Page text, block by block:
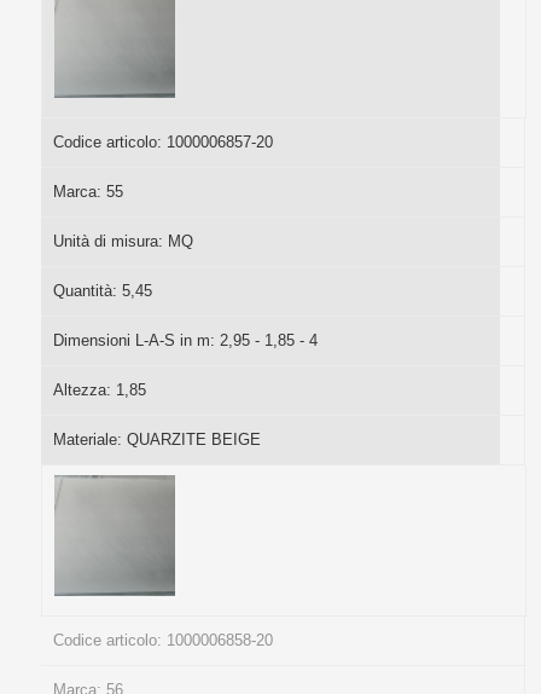
Codice articolo: 1000006857-20
Marca: 55
Unità di misura: MQ
Quantità: 5,45
Dimensioni L-A-S in m: 2,95 - 1,85 - 4
Altezza: 1,85
Materiale: QUARZITE BEIGE
Codice articolo: 1000006858-20
Marca: 56